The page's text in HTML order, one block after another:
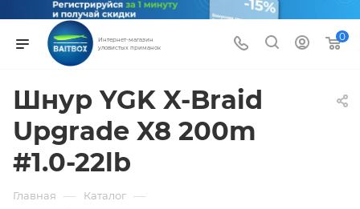
Интернет-магазин
уловистых приманок
0
Шнур YGK X-Braid
Upgrade X8 200m
#1.0-22lb
Главная — Каталог —